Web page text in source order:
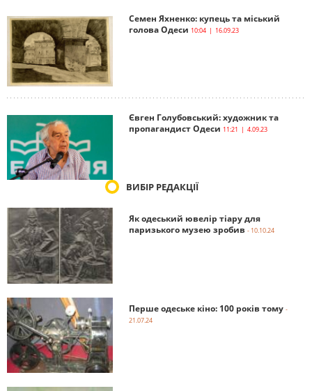
Семен Яхненко: купець та міський
голова Одеси 10:04 | 16.09.23
Євген Голубовський: художник та
пропагандист Одеси 11:21 | 4.09.23
ВИБІР РЕДАКЦІЇ
Як одеський ювелір тіару для
паризького музею зробив - 10.10.24
Перше одеське кіно: 100 років тому -
21.07.24